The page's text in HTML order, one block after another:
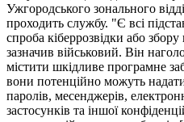
Ужгородського зонального
проходить службу. "Є всі
спроба кіберрозвідки або
зазначив військовий. Він
містити шкідливе програмне
вони потенційно можуть
паролів, месенджерів,
застосунків та іншої